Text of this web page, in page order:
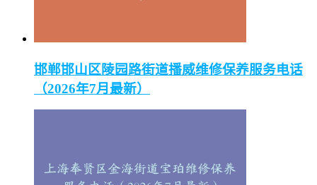
邯郸邯山区陵园路街道播威维修保养服务电话
（2026年7月最新）